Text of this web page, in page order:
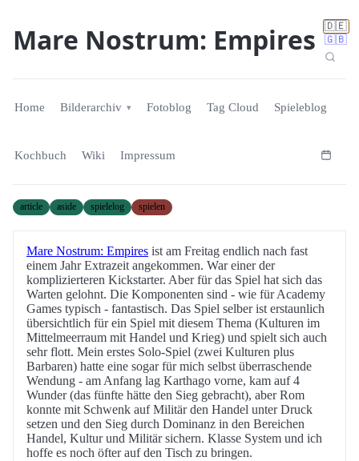
🇩🇪
🇬🇧
Mare Nostrum: Empires
Home Bilderarchiv Fotoblog Tag Cloud Spieleblog
Kochbuch Wiki Impressum
article aside spielelog spielen
Mare Nostrum: Empires ist am Freitag endlich nach fast
einem Jahr Extrazeit angekommen. War einer der
komplizierteren Kickstarter. Aber für das Spiel hat sich das
Warten gelohnt. Die Komponenten sind - wie für Academy
Games typisch - fantastisch. Das Spiel selber ist erstaunlich
übersichtlich für ein Spiel mit diesem Thema (Kulturen im
Mittelmeerraum mit Handel und Krieg) und spielt sich auch
sehr flott. Mein erstes Solo-Spiel (zwei Kulturen plus
Barbaren) hatte eine sogar für mich selbst überraschende
Wendung - am Anfang lag Karthago vorne, kam auf 4
Wunder (das fünfte hätte den Sieg gebracht), aber Rom
konnte mit Schwenk auf Militär den Handel unter Druck
setzen und den Sieg durch Dominanz in den Bereichen
Handel, Kultur und Militär sichern. Klasse System und ich
hoffe es noch öfter auf den Tisch zu bringen.